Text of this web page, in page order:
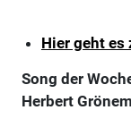
Hier geht
Song der
Herbert